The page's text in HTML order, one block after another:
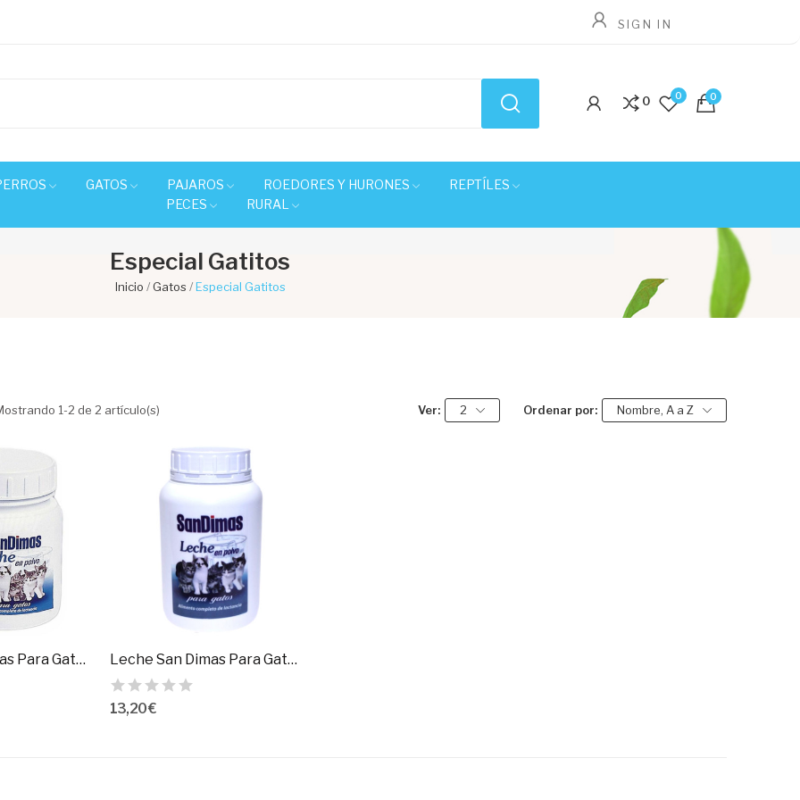
SIGN IN
0 0 0
GATOS PAJAROS ROEDORES Y HURONES
REPTÍLES
PECES
RURAL
Especial Gatitos
Inicio Gatos Especial Gatitos
1-2 de 2 artículo(s) Ver: 2 Ordenar por: Nombre, A a Z
Leche San Dimas Para Gatos 250 Gr. Leche San Dimas Para Gatos 500 Gr.
13,20 €